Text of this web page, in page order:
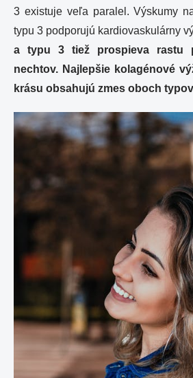
3 existuje veľa paralel. Výskumy
typu 3 podporujú kardiovaskulárny
a typu 3 tiež prospieva rastu
nechtov. Najlepšie kolagénové
krásu obsahujú zmes oboch